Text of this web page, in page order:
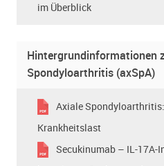
im Überblick
Hintergrundinformationen
Spondyloarthritis (axSpA)
Axiale
Krankheitslast
Secukinumab – IL-17A-